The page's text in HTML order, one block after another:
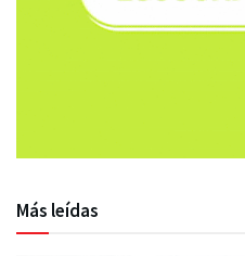
Más leídas